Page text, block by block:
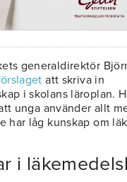
generaldirektör
att skriva in
i skolans läroplan.
unga använder allt
har låg kunskap om
i